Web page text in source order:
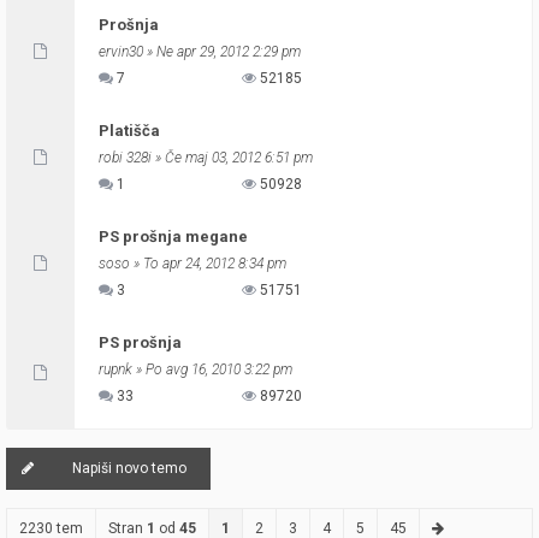
Prošnja
ervin30 » Ne apr 29, 2012 2:29 pm
7
52185
Platišča
robi 328i » Če maj 03, 2012 6:51 pm
1
50928
PS prošnja megane
soso » To apr 24, 2012 8:34 pm
3
51751
PS prošnja
rupnk » Po avg 16, 2010 3:22 pm
33
89720
Napiši novo temo
2230 tem Stran 1 od 45 1 2 3 4 5 45